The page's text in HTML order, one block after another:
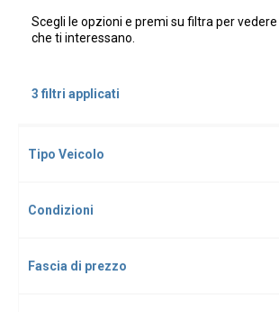
Scegli le opzioni e premi su filtra per
che ti interessano.
3 filtri applicati
Tipo Veicolo
Condizioni
Fascia di prezzo